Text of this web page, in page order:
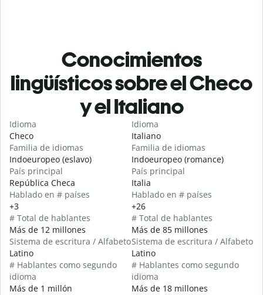
Conocimientos
lingüísticos sobre el Checo
y el Italiano
Idioma
Checo
Familia de idiomas
Indoeuropeo (eslavo)
País principal
República Checa
Hablado en # países
+3
# Total de hablantes
Más de 12 millones
Sistema de escritura / Alfabeto
Latino
# Hablantes como segundo
idioma
Más de 1 millón
Idioma
Italiano
Familia de idiomas
Indoeuropeo (romance)
País principal
Italia
Hablado en # países
+26
# Total de hablantes
Más de 85 millones
Sistema de escritura / Alfabeto
Latino
# Hablantes como segundo
idioma
Más de 18 millones